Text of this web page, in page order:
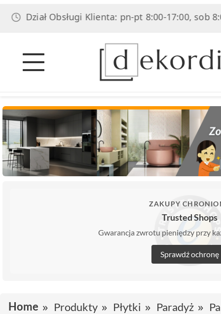
Obsługi Klienta: pn-pt 8:00-17:00, sob 8:00-
ZAKUPY
Trusted Shops
Gwarancja zwrotu pieniędzy przy
Sprawdź ochronę
Home Produkty Płytki Paradyż